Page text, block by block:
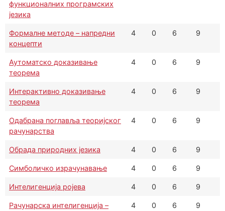
функционалних програмских
језика
Формалне методе – напредни
концепти
4 0 6 9
Аутоматско доказивање
теорема
4 0 6 9
Интерактивно доказивање
теорема
4 0 6 9
Одабрана поглавља теоријског
рачунарства
4 0 6 9
Обрада природних језика 4 0 6 9
Симболичко израчунавање 4 0 6 9
Интелигенција ројева 4 0 6 9
Рачунарска интелигенција –
4 0 6 9